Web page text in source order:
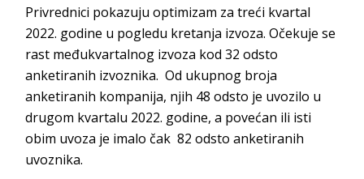
Privrednici pokazuju optimizam za treći kvartal
2022. godine u pogledu kretanja izvoza. Očekuje se
rast međukvartalnog izvoza kod 32 odsto
anketiranih izvoznika. Od ukupnog broja
anketiranih kompanija, njih 48 odsto je uvozilo u
drugom kvartalu 2022. godine, a povećan ili isti
obim uvoza je imalo čak 82 odsto anketiranih
uvoznika.